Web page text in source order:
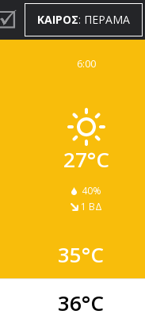
ΚΑΙΡΟΣ: ΠΕΡΑΜΑ
6:00
27°C
40%
1 ΒΔ
35°C
36°C